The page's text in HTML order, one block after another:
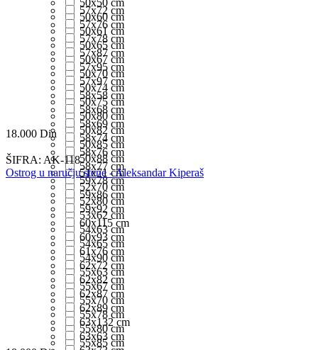
50x50 cm
50x60 cm
50x61 cm
50x65 cm
50x67 cm
50x70 cm
50x74 cm
50x75 cm
50x80 cm
50x82 cm
50x85 cm
50x88 cm
51x71 cm
52x70 cm
52x80 cm
53x62 cm
54x63 cm
54x65 cm
54x90 cm
55x63 cm
55x67 cm
55x70 cm
55x78 cm
55x80 cm
55x85 cm
57x72 cm
57x76 cm
57x78 cm
57x87 cm
57x95 cm
57x97 cm
58x58 cm
58x68 cm
58x69 cm
58x74 cm
58x76 cm
58x77 cm
59x78 cm
59x86 cm
59x92 cm
60x115 cm
60x93 cm
61x76 cm
62x72 cm
62x82 cm
62x87 cm
62x89 cm
63x132 cm
63x63 cm
18.000 Din
ŠIFRA: AK-118
Ostrog u naručju stene - Aleksandar Kiperaš